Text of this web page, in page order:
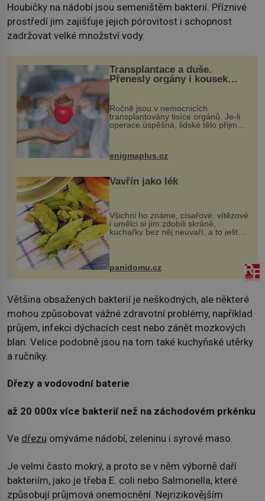
Houbičky na nádobí jsou semeništěm bakterií. Příznivé
prostředí jim zajišťuje jejich pórovitost i schopnost
zadržovat velké množství vody.
Transplantace a duše.
Přenesly orgány i kousek
Ročně jsou v nemocnicích
transplantovány tisíce orgánů. Je-li
operace úspěšná, lidské tělo přijme
enigmaplus.cz
Vavřín jako lék
Všichni ho známe, císařové, vítězové
i umělci si jím zdobili skráně,
kuchařky bez něj neuvaří, a to ještě
nevíte, že bobkový list může výrazně
zmírnit některé naše neduhy.
Obsahuje v malém množství ně...
panidomu.cz
Většina obsažených bakterií je neškodných, ale některé
mohou způsobovat vážné zdravotní problémy, například
průjem, infekci dýchacích cest nebo zánět mozkových
blan. Velice podobně jsou na tom také kuchyňské utěrky
a ručníky.
Dřezy a vodovodní baterie
až 20 000x více bakterií než na záchodovém prkénku
Ve dřezu omýváme nádobí, zeleninu i syrové maso.
Je velmi často mokrý, a proto se v něm výborně daří
bakteriím, jako je třeba E. coli nebo Salmonella, které
způsobují průjmová onemocnění. Nejrizikovějším